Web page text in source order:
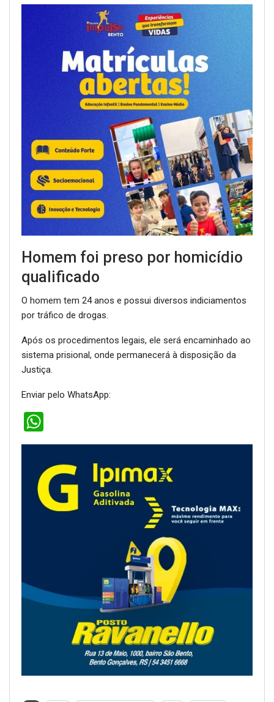
Homem foi preso por homicídio
qualificado
O homem tem 24 anos e possui diversos indiciamentos
por tráfico de drogas.
Após os procedimentos legais, ele será encaminhado ao
sistema prisional, onde permanecerá à disposição da
Justiça.
Enviar pelo WhatsApp: